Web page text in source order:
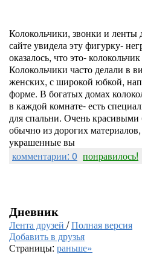
Колокольчики, звонки и
сайте увидела эту фигурку-
оказалось, что это-
Колокольчики часто делали в
женских, с широкой юбкой,
форме. В богатых домах
в каждой комнате- есть
для спальни. Очень
обычно из дорогих
украшенные вы
комментарии: 0 понравилось!
Дневник
Лента друзей /Полная версия
Добавить в друзья
Страницы: раньше»